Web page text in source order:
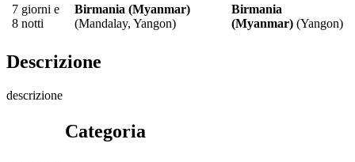
7 giorni e
8 notti
Birmania (Myanmar)
(Mandalay, Yangon)
Birmania
(Myanmar) (Yangon)
Descrizione
descrizione
Categoria